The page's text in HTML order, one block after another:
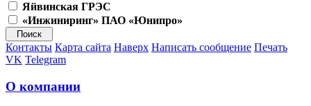
Яйвинская ГРЭС
«Инжиниринг» ПАО «Юнипро»
Контакты Карта сайта Наверх Написать сообщение Печать
VK Telegram
О компании